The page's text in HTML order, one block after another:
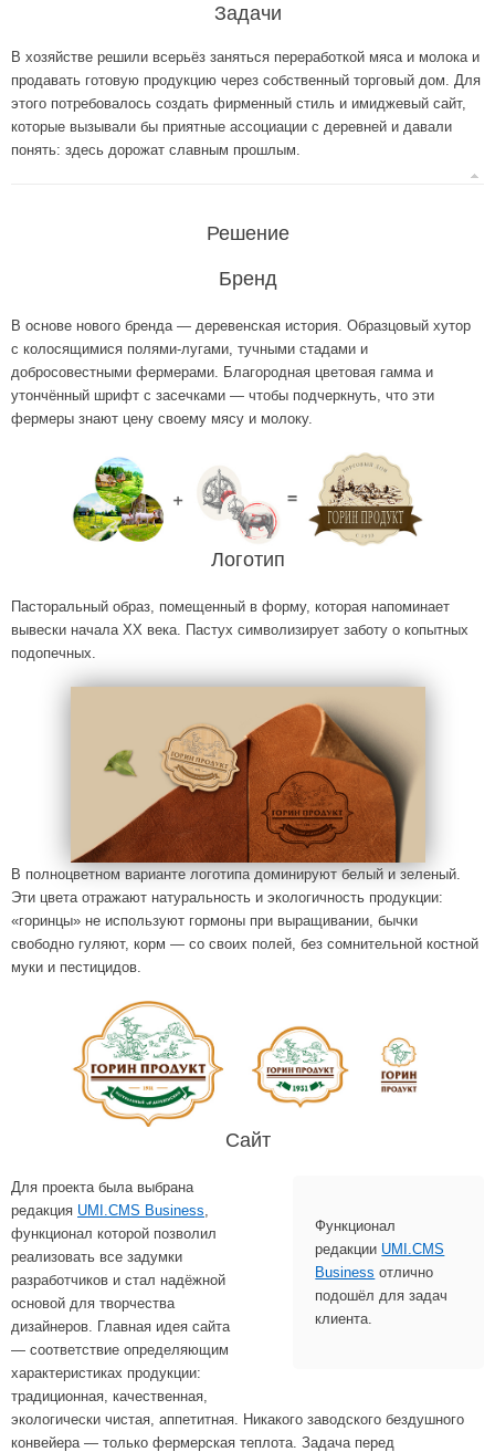
Задачи
В хозяйстве решили всерьёз заняться переработкой мяса и молока и
продавать готовую продукцию через собственный торговый дом. Для
этого потребовалось создать фирменный стиль и имиджевый сайт,
которые вызывали бы приятные ассоциации с деревней и давали
понять: здесь дорожат славным прошлым.
Решение
Бренд
В основе нового бренда — деревенская история. Образцовый хутор
с колосящимися полями-лугами, тучными стадами и
добросовестными фермерами. Благородная цветовая гамма и
утончённый шрифт с засечками — чтобы подчеркнуть, что эти
фермеры знают цену своему мясу и молоку.
Логотип
Пасторальный образ, помещенный в форму, которая напоминает
вывески начала XX века. Пастух символизирует заботу о копытных
подопечных.
В полноцветном варианте логотипа доминируют белый и зеленый.
Эти цвета отражают натуральность и экологичность продукции:
«горинцы» не используют гормоны при выращивании, бычки
свободно гуляют, корм — со своих полей, без сомнительной костной
муки и пестицидов.
Сайт
Функционал
редакции UMI.CMS
Business отлично
подошёл для задач
клиента.
Для проекта была выбрана
редакция UMI.CMS Business
функционал которой позволил
реализовать все задумки
разработчиков и стал надёжной
основой для творчества
дизайнеров. Главная идея сайта
— соответствие определяющим
характеристиках продукции:
традиционная, качественная,
экологически чистая, аппетитная. Никакого заводского бездушного
конвейера — только фермерская теплота. Задача перед